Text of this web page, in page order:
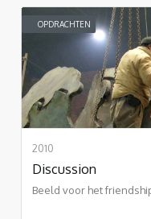
OPDRACHTEN
2010
Discussion
Beeld voor het